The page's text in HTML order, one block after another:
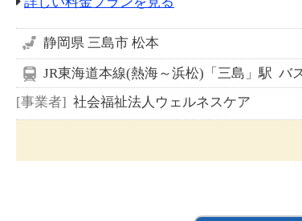
静岡県 三島市 松本
JR東海道本線(熱海～浜松)「三島」駅 バ
事業者
社会福祉法人ウェルネスケア